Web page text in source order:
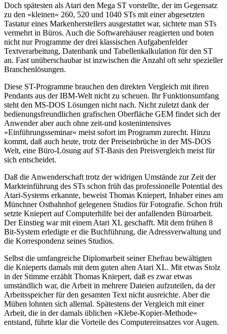
Doch spätesten als Atari den Mega ST vorstellte, der im Gegensatz
zu den »kleinen« 260, 520 und 1040 STs mit einer abgesetzten
Tastatur eines Markenherstellers ausgestattet war, sichtete man STs
vermehrt in Büros. Auch die Softwarehäuser reagierten und boten
nicht nur Programme der drei klassischen Aufgabenfelder
Textverarbeitung, Datenbank und Tabellenkalkulation für den ST
an. Fast unüberschaubar ist inzwischen die Anzahl oft sehr spezieller
Branchenlösungen.
Diese ST-Programme brauchen den direkten Vergleich mit ihren
Pendants aus der IBM-Welt nicht zu scheuen. Ihr Funktionsumfang
steht den MS-DOS Lösungen nicht nach. Nicht zuletzt dank der
bedienungsfreundlichen grafischen Oberfläche GEM findet sich der
Anwender aber auch ohne zeit-und kostenintensives
»Einführungsseminar« meist sofort im Programm zurecht. Hinzu
kommt, daß auch heute, trotz der Preiseinbrüche in der MS-DOS
Welt, eine Büro-Lösung auf ST-Basis den Preisvergleich meist für
sich entscheidet.
Daß die Anwenderschaft trotz der widrigen Umstände zur Zeit der
Markteinführung des STs schon früh das professionelle Potential des
Atari-Systems erkannte, beweist Thomas Kniepert, Inhaber eines am
Münchner Ostbahnhof gelegenen Studios für Fotografie. Schon früh
setzte Kniepert auf Computerhilfe bei der anfallenden Büroarbeit.
Der Einstieg war mit einem Atari XL geschafft. Mit dem frühen 8
Bit-System erledigte er die Buchführung, die Adressverwaltung und
die Korrespondenz seines Studios.
Selbst die umfangreiche Diplomarbeit seiner Ehefrau bewältigten
die Knieperts damals mit dem guten alten Atari XL. Mit etwas Stolz
in der Stimme erzählt Thomas Kniepert, daß es zwar etwas
umständlich war, die Arbeit in mehrere Dateien aufzuteilen, da der
Arbeitsspeicher für den gesamten Text nicht ausreichte. Aber die
Mühen lohnten sich allemal. Spätestens der Vergleich mit einer
Arbeit, die in der damals üblichen »Klebe-Kopier-Methode«
entstand, führte klar die Vorteile des Computereinsatzes vor Augen.